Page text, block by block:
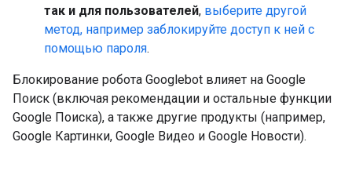
так и для пользователей, выберите другой
метод, например заблокируйте доступ к ней с
помощью пароля.
Блокирование робота Googlebot влияет на Google
Поиск (включая рекомендации и остальные функции
Google Поиска), а также другие продукты (например,
Google Картинки, Google Видео и Google Новости).